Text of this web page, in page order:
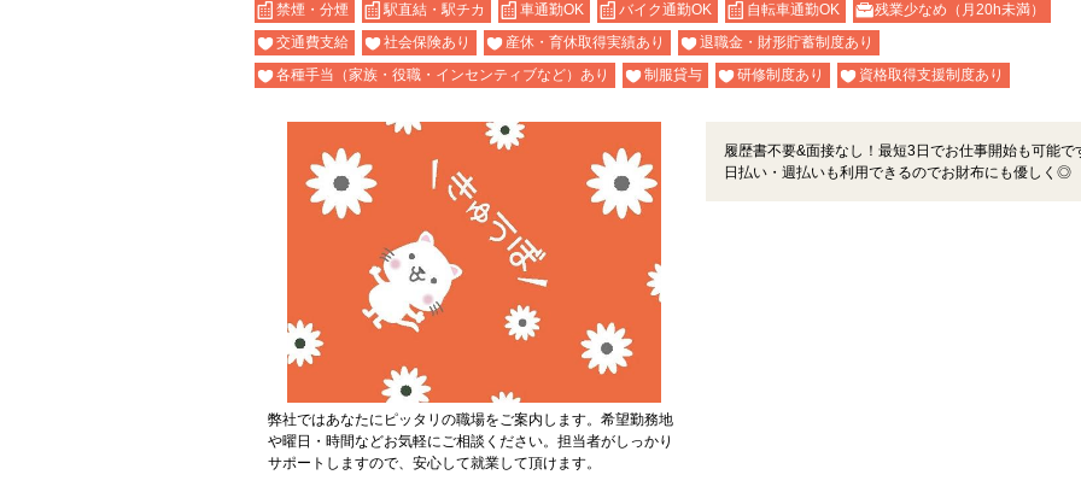
禁煙・分煙
駅直結・駅チカ 車通勤OK バイク通勤OK 自転車通勤OK
残業少なめ（月20h未満）
交通費支給
社会保険あり 産休・育休取得実績あり
退職金・財形貯蓄制度あり
各種手当（家族・役職・インセンティブなど）あり
制服貸与 研修制度あり 資格取得支援制度あり
弊社ではあなたにピッタリの職場をご案内します。希望勤務地
や曜日・時間などお気軽にご相談ください。担当者がしっかり
サポートしますので、安心して就業して頂けます。
履歴書不要&面接なし！最短3日でお仕事開始も可能
日払い・週払いも利用できるのでお財布にも優しく◎